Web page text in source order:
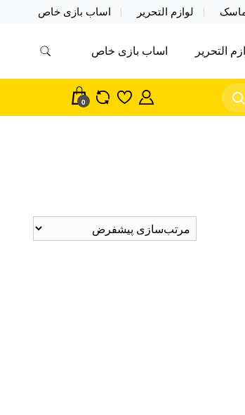
لوازم التحریر اساب بازی خاص
در واردات مستقیم
التحریر اساب بازی خاص
0